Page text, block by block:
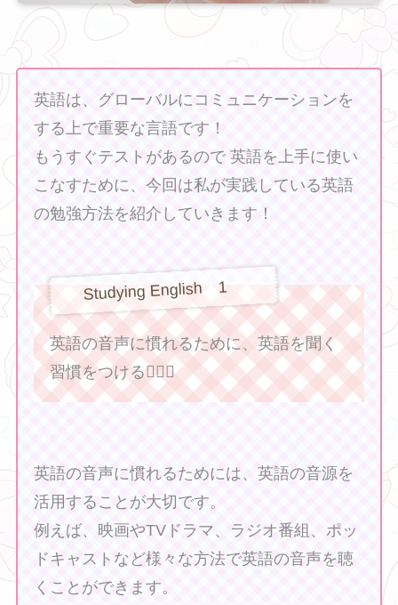
英語は、グローバルにコミュニケーションを
する上で重要な言語です！
もうすぐテストがあるので 英語を上手に使い
こなすために、今回は私が実践している英語
の勉強方法を紹介していきます！
Studying English 1
英語の音声に慣れるために、英語を聞く
習慣をつける👂🏻🎀
英語の音声に慣れるためには、英語の音源を
活用することが大切です。
例えば、映画やTVドラマ、ラジオ番組、ポッ
ドキャストなど様々な方法で英語の音声を聴
くことができます。